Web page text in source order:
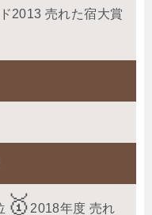
2013 売れた宿大賞
2018年度 売れ